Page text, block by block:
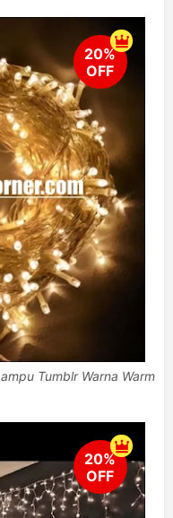
Tumblr Warna Warm